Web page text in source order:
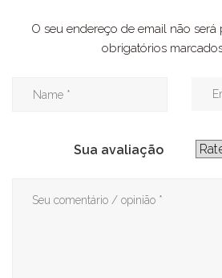
O seu endereço de email não
obrigatórios
Sua avaliação